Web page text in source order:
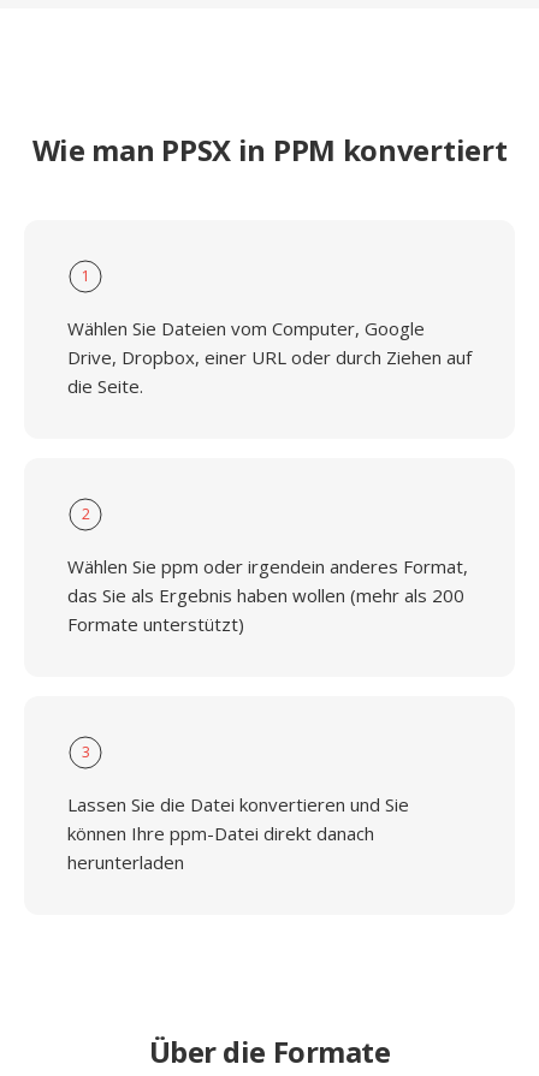
Wie man PPSX in PPM konvertiert
1
Wählen Sie Dateien vom Computer, Google
Drive, Dropbox, einer URL oder durch Ziehen auf
die Seite.
2
Wählen Sie ppm oder irgendein anderes Format,
das Sie als Ergebnis haben wollen (mehr als 200
Formate unterstützt)
3
Lassen Sie die Datei konvertieren und Sie
können Ihre ppm-Datei direkt danach
herunterladen
Über die Formate